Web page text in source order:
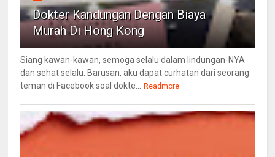
Dokter Kandungan Dengan Biaya
Murah Di Hong Kong
Siang kawan-kawan, semoga selalu dalam lindungan-NYA
dan sehat selalu. Barusan, aku dapat curhatan dari seorang
teman di Facebook soal dokte... Readmore